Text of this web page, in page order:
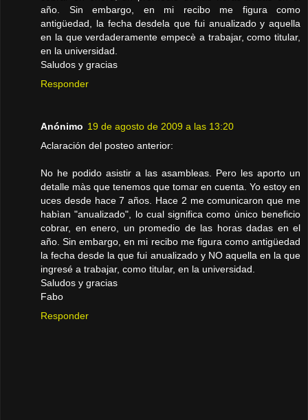
año. Sin embargo, en mi recibo me figura como
antigüedad, la fecha desdela que fui anualizado y aquella
en la que verdaderamente empecè a trabajar, como titular,
en la universidad.
Saludos y gracias
Responder
Anónimo 19 de agosto de 2009 a las 13:20
Aclaración del posteo anterior:
No he podido asistir a las asambleas. Pero les aporto un
detalle màs que tenemos que tomar en cuenta. Yo estoy en
uces desde hace 7 años. Hace 2 me comunicaron que me
habìan "anualizado", lo cual significa como ùnico beneficio
cobrar, en enero, un promedio de las horas dadas en el
año. Sin embargo, en mi recibo me figura como antigüedad
la fecha desde la que fui anualizado y NO aquella en la que
ingresé a trabajar, como titular, en la universidad.
Saludos y gracias
Fabo
Responder